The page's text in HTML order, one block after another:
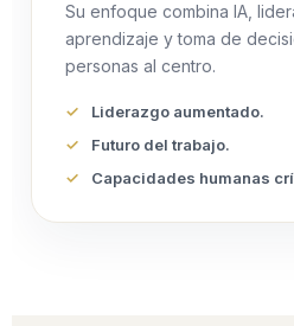
Su enfoque combina IA,
aprendizaje y toma de
personas al centro.
Liderazgo aumentado.
Futuro del trabajo.
Capacidades humanas